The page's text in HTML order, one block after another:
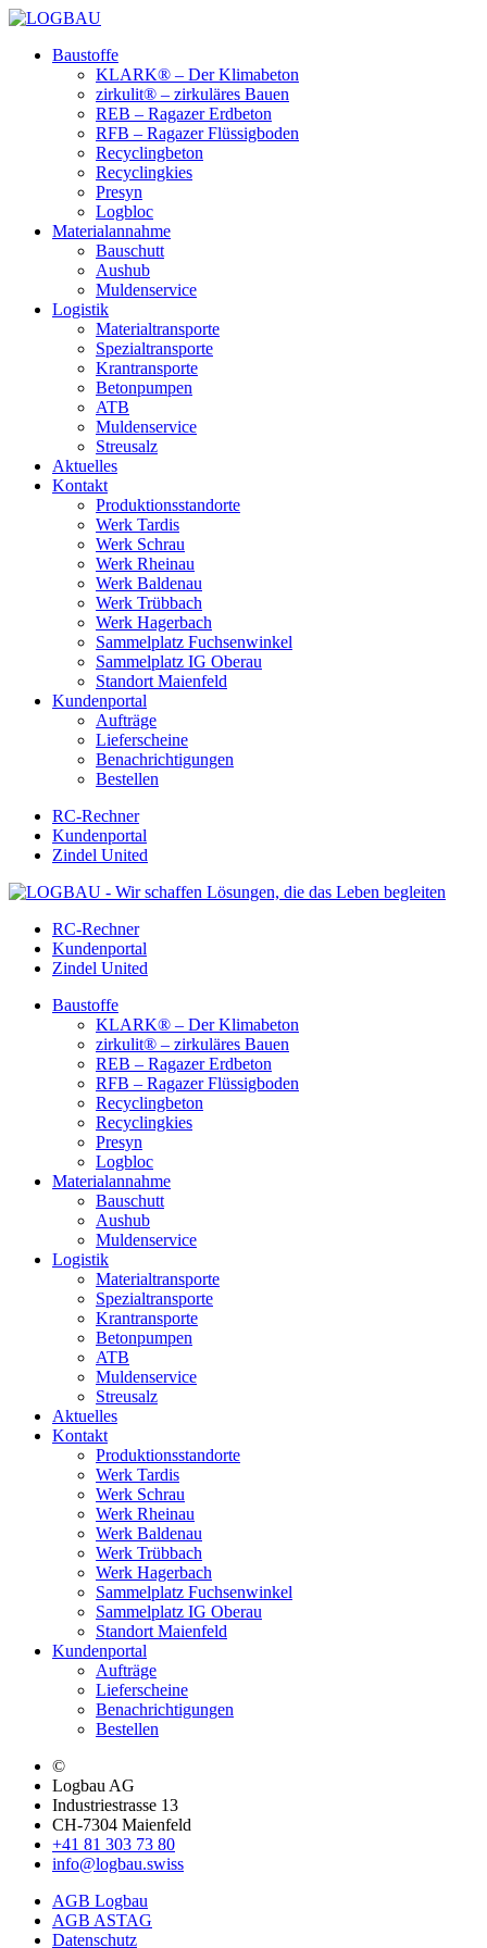
Baustoffe
KLARK® – Der Klimabeton
zirkulit® – zirkuläres Bauen
REB – Ragazer Erdbeton
RFB – Ragazer Flüssigboden
Recyclingbeton
Recyclingkies
Presyn
Logbloc
Materialannahme
Bauschutt
Aushub
Muldenservice
Logistik
Materialtransporte
Spezialtransporte
Krantransporte
Betonpumpen
ATB
Muldenservice
Streusalz
Aktuelles
Kontakt
Produktionsstandorte
Werk Tardis
Werk Schrau
Werk Rheinau
Werk Baldenau
Werk Trübbach
Werk Hagerbach
Sammelplatz Fuchsenwinkel
Sammelplatz IG Oberau
Standort Maienfeld
Kundenportal
Aufträge
Lieferscheine
Benachrichtigungen
Bestellen
RC-Rechner
Kundenportal
Zindel United
RC-Rechner
Kundenportal
Zindel United
Baustoffe
KLARK® – Der Klimabeton
zirkulit® – zirkuläres Bauen
REB – Ragazer Erdbeton
RFB – Ragazer Flüssigboden
Recyclingbeton
Recyclingkies
Presyn
Logbloc
Materialannahme
Bauschutt
Aushub
Muldenservice
Logistik
Materialtransporte
Spezialtransporte
Krantransporte
Betonpumpen
ATB
Muldenservice
Streusalz
Aktuelles
Kontakt
Produktionsstandorte
Werk Tardis
Werk Schrau
Werk Rheinau
Werk Baldenau
Werk Trübbach
Werk Hagerbach
Sammelplatz Fuchsenwinkel
Sammelplatz IG Oberau
Standort Maienfeld
Kundenportal
Aufträge
Lieferscheine
Benachrichtigungen
Bestellen
©
Logbau AG
Industriestrasse 13
CH-7304 Maienfeld
+41 81 303 73 80
info@logbau.swiss
AGB Logbau
AGB ASTAG
Datenschutz